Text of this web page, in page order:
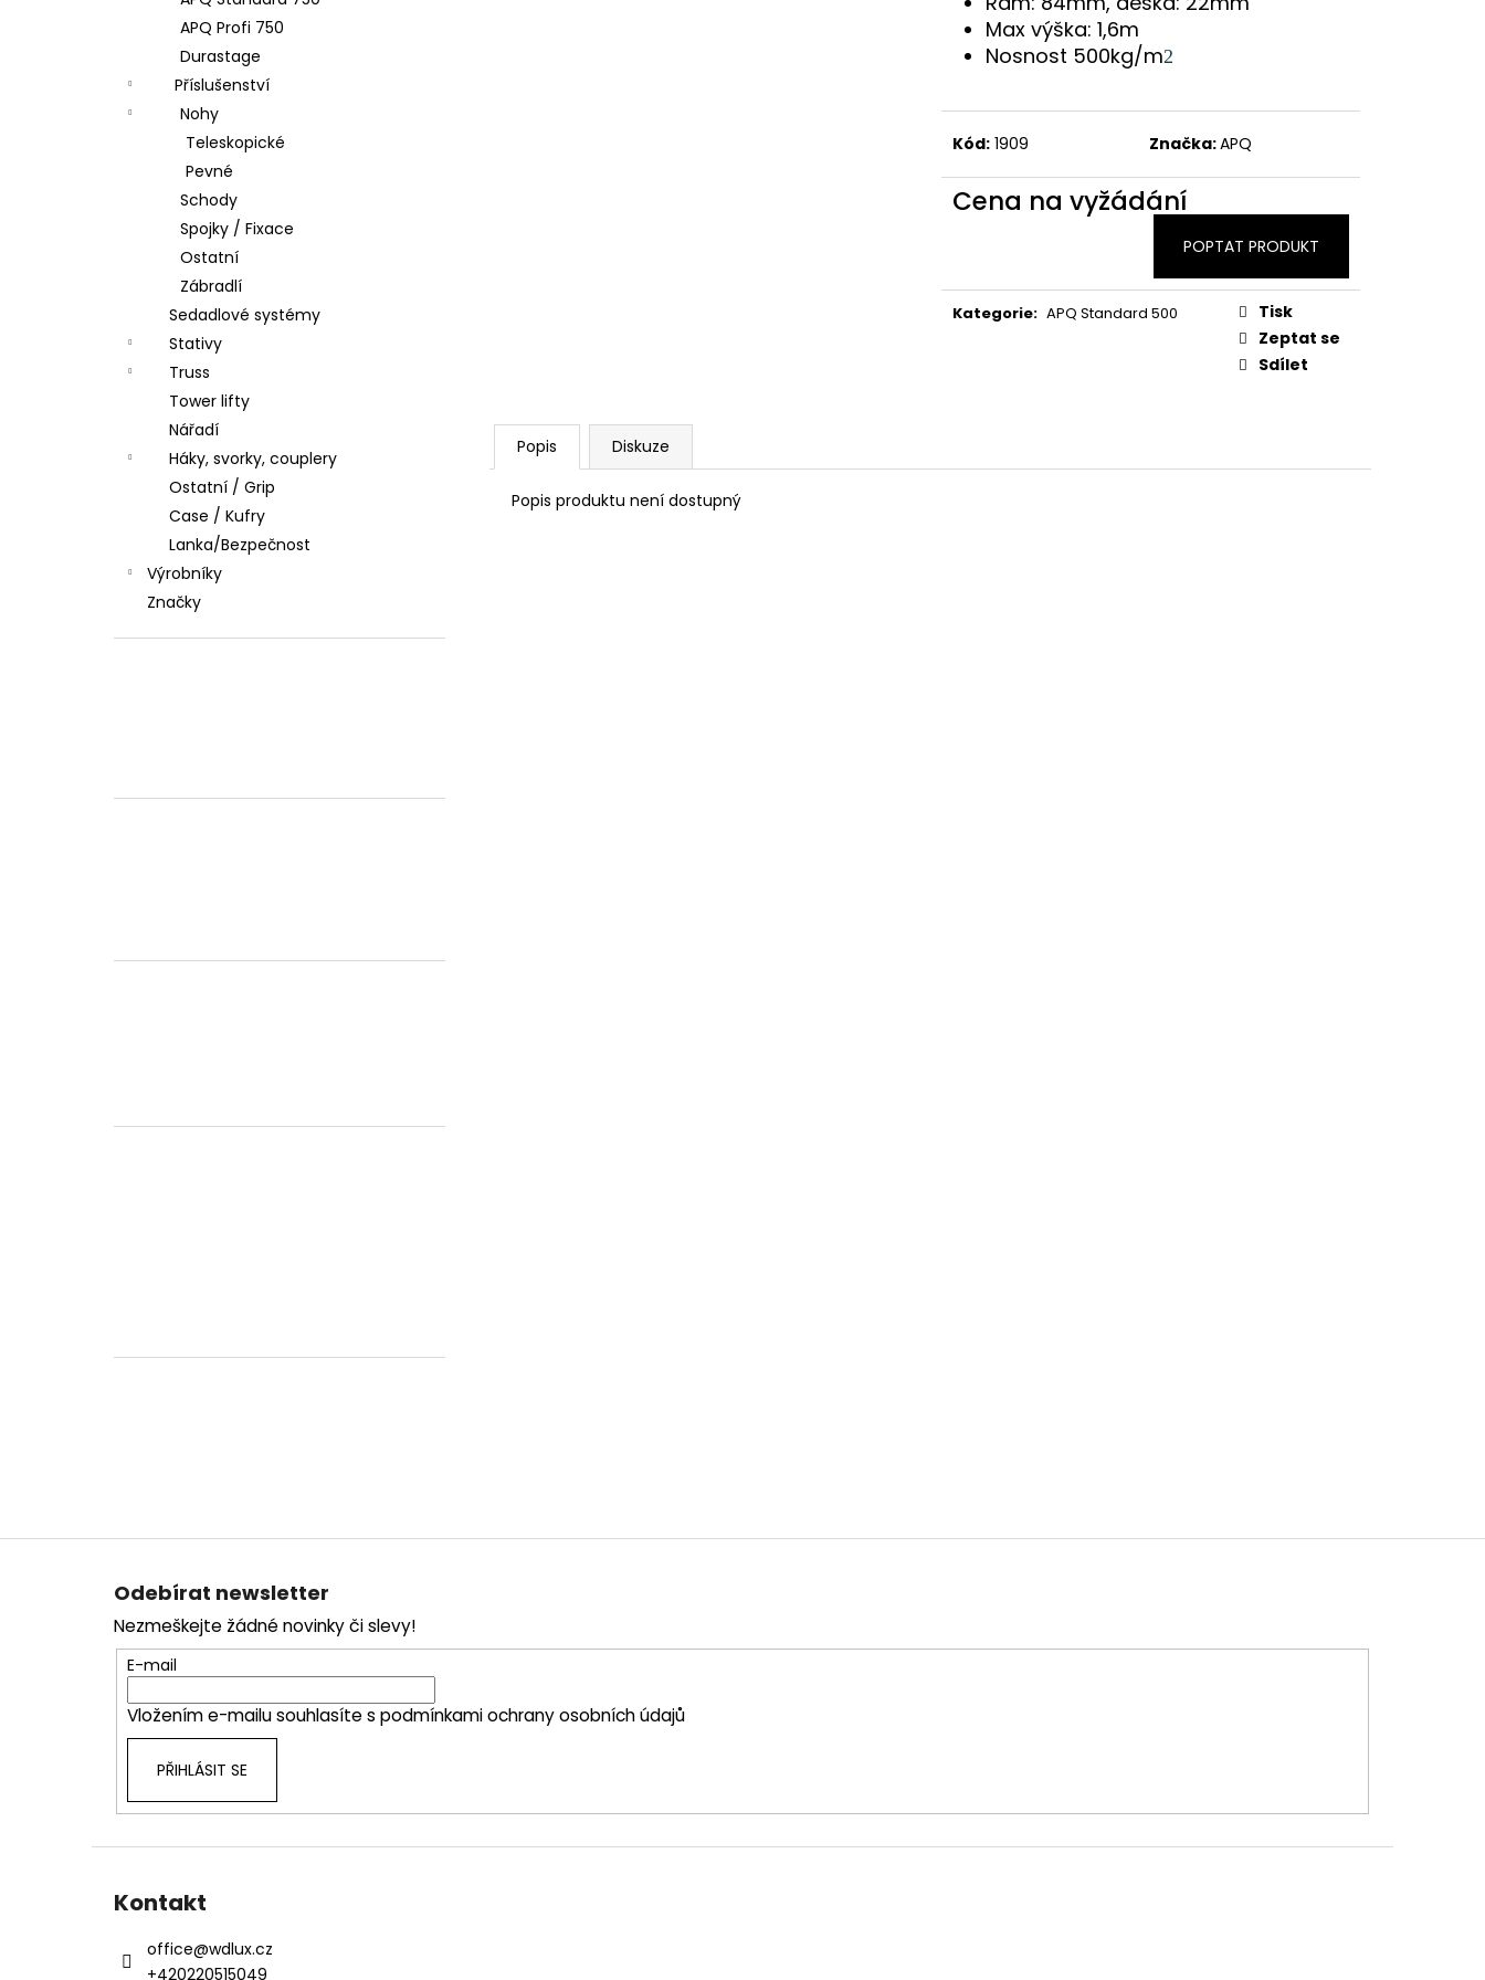
APQ Profi 750
Durastage
Příslušenství
Nohy
Teleskopické
Pevné
Schody
Spojky / Fixace
Ostatní
Zábradlí
Sedadlové systémy
Stativy
Truss
Tower lifty
Nářadí
Háky, svorky, couplery
Ostatní / Grip
Case / Kufry
Lanka/Bezpečnost
Výrobníky
Značky
Max výška: 1,6m
Nosnost 500kg/m2
Kód: 1909 Značka:APQ
Cena na vyžádání
POPTAT PRODUKT
Kategorie: APQ Standard 500
Tisk
Zeptat se
Sdílet
Popis Diskuze
Popis produktu není dostupný
Z
Odebírat newsletter
Nezmeškejte žádné novinky či slevy!
E-mail
Vložením e-mailu souhlasíte s podmínkami ochrany osobních údajů
PŘIHLÁSIT SE
Kontakt
office@wdlux.cz
+420220515049